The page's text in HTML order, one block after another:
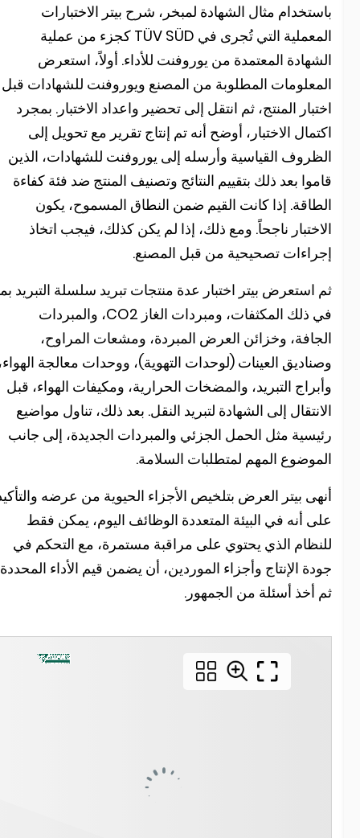
مثال الشهادة لمبخر، شرح بيتر الاختبارات
المعملية التي تُجرى في TÜV SÜD كجزء من عملية
المعتمدة من يوروفنت للأداء. أولاً، استعرض
المطلوبة من المصنع ويوروفنت للشهادات قبل
المنتج، ثم انتقل إلى تحضير واعداد الاختبار. بمجرد
الاختبار، أوضح أنه تم إنتاج تقرير مع تحويل إلى
القياسية وأرسله إلى يوروفنت للشهادات، الذين
بعد ذلك بتقييم النتائج وتصنيف المنتج ضد فئة كفاءة
إذا كانت القيم ضمن النطاق المسموح، يكون
ناجحاً. ومع ذلك، إذا لم يكن كذلك، فيجب اتخاذ
تصحيحية من قبل المصنع.
استعرض بيتر اختبار عدة منتجات تبريد سلسلة التبريد بما
في ذلك المكثفات، ومبردات الغاز CO2، والمبردات
وخزائن العرض المبردة، ومشعات المراوح،
العينات (لوحدات التهوية)، ووحدات معالجة الهواء،
التبريد، والمضخات الحرارية، ومكيفات الهواء، قبل
إلى الشهادة لتبريد النقل. بعد ذلك، تناول مواضيع
مثل الحمل الجزئي والمبردات الجديدة، إلى جانب
المهم لمتطلبات السلامة.
بيتر العرض بتلخيص الأجزاء الحيوية من عرضه والتأكيد
أنه في البيئة المتعددة الوظائف اليوم، يمكن فقط
الذي يحتوي على مراقبة مستمرة، مع التحكم في
الإنتاج وأجزاء الموردين، أن يضمن قيم الأداء المحددة.
أخذ أسئلة من الجمهور.